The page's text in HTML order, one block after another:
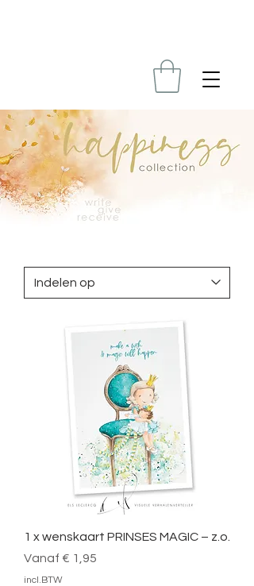
1 x wenskaart PRINSES MAGIC – z.o.
Vanaf € 1,95
Verkoopprijs
incl.BTW